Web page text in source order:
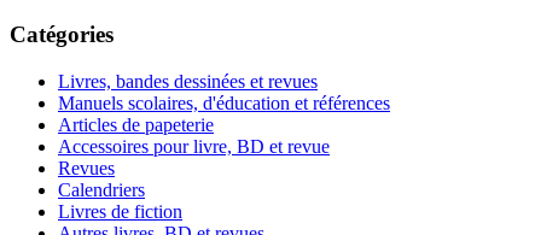
Catégories
Livres, bandes dessinées et revues
Manuels scolaires, d'éducation et références
Articles de papeterie
Accessoires pour livre, BD et revue
Revues
Calendriers
Livres de fiction